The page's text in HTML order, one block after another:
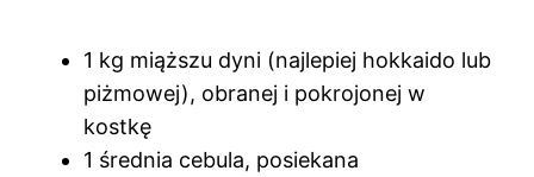
1 kg miąższu dyni (najlepiej hokkaido lub
piżmowej), obranej i pokrojonej w
kostkę
1 średnia cebula, posiekana